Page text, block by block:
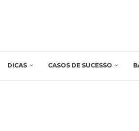
DICAS CASOS DE SUCESSO